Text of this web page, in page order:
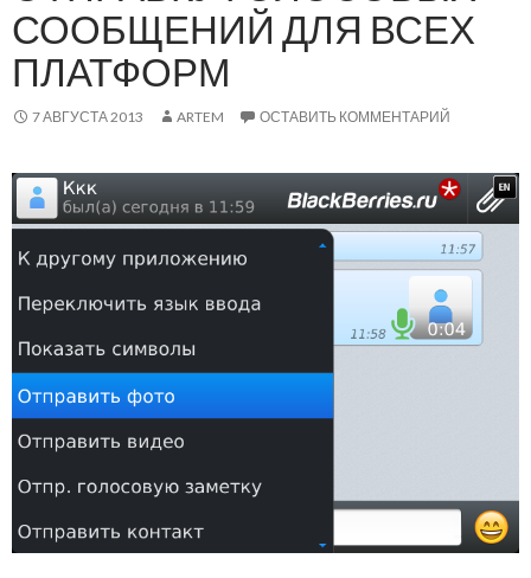
СООБЩЕНИЙ ДЛЯ ВСЕХ
ПЛАТФОРМ
7 АВГУСТА 2013 ARTEM ОСТАВИТЬ КОММЕНТАРИЙ